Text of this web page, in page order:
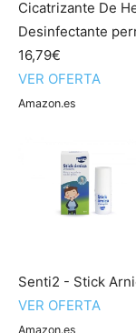
Cicatrizante De
Desinfectante
16,79€
VER OFERTA
Amazon.es
Senti2 - Stick
VER OFERTA
Amazon.es